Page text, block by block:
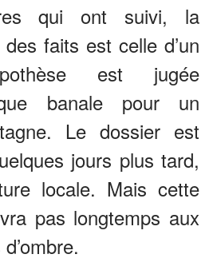
qui ont suivi, la
faits est celle d’un
est jugée
banale pour un
Le dossier est
jours plus tard,
locale. Mais cette
pas longtemps aux